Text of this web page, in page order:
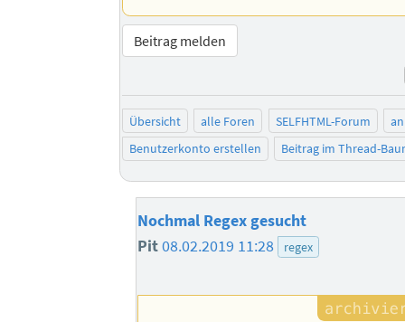
Beitrag melden
Übersicht alle Foren SELFHTML-Forum
Benutzerkonto erstellen
Beitrag im Thread-
Nochmal Regex gesucht
Pit08.02.2019 11:28 regex